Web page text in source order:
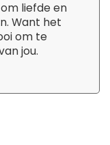
liefde en
Want het
om te
jou.